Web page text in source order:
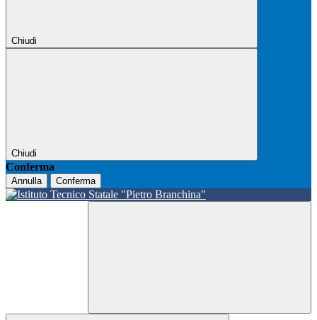
Chiudi
Chiudi
Conferma
Annulla Conferma